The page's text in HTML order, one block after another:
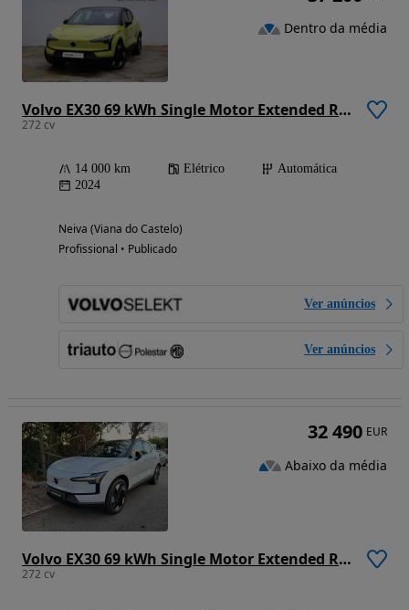
Volvo EX30 69 kWh Single Motor Extended Range Plus
272 cv
14 000 km Elétrico
Automática
2024
Neiva (Viana do Castelo)
Profissional • Publicado
Ver anúncios
Ver anúncios
Dentro da média
Volvo EX30 69 kWh Single Motor Extended Range Plus
272 cv
32 490 EUR
Abaixo da média